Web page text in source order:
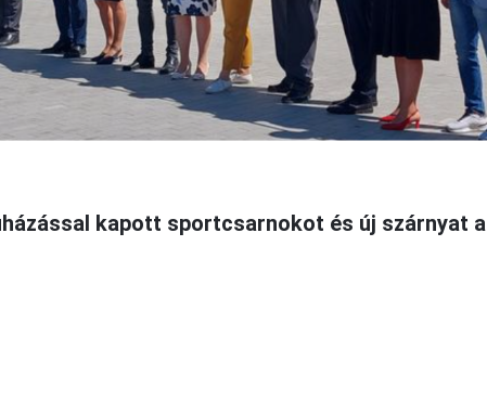
kapott sportcsarnokot és új szárnyat a